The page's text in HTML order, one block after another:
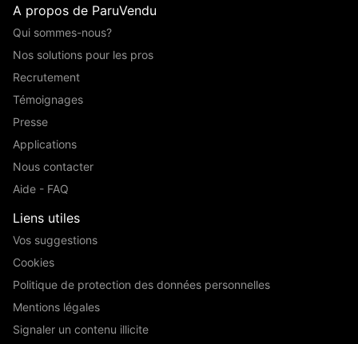
A propos de ParuVendu
Qui sommes-nous?
Nos solutions pour les pros
Recrutement
Témoignages
Presse
Applications
Nous contacter
Aide - FAQ
Liens utiles
Vos suggestions
Cookies
Politique de protection des données personnelles
Mentions légales
Signaler un contenu illicite